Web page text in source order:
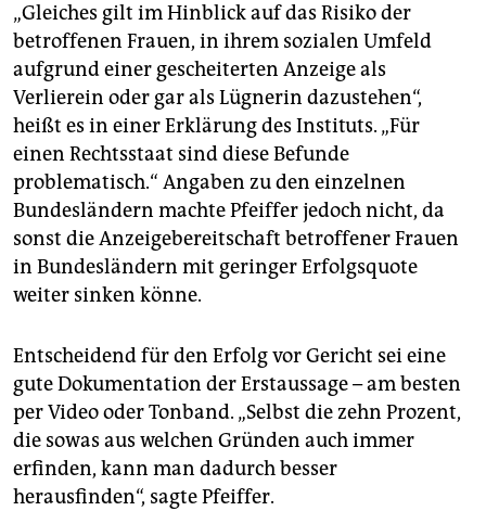
„Gleiches gilt im Hinblick auf das Risiko der
betroffenen Frauen, in ihrem sozialen Umfeld
aufgrund einer gescheiterten Anzeige als
Verlierein oder gar als Lügnerin dazustehen“,
heißt es in einer Erklärung des Instituts. „Für
einen Rechtsstaat sind diese Befunde
problematisch.“ Angaben zu den einzelnen
Bundesländern machte Pfeiffer jedoch nicht, da
sonst die Anzeigebereitschaft betroffener Frauen
in Bundesländern mit geringer Erfolgsquote
weiter sinken könne.
Entscheidend für den Erfolg vor Gericht sei eine
gute Dokumentation der Erstaussage – am besten
per Video oder Tonband. „Selbst die zehn Prozent,
die sowas aus welchen Gründen auch immer
erfinden, kann man dadurch besser
herausfinden“, sagte Pfeiffer.